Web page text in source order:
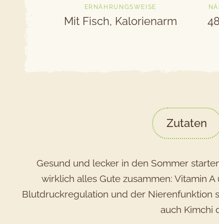
ERNÄHRUNGSWEISE
Mit Fisch, Kalorienarm
Zutaten
Gesund und lecker in den Sommer
wirklich alles Gute zusammen: Vitamin
Blutdruckregulation und der Nierenfunktion
auch Kimchi